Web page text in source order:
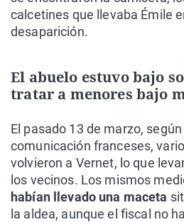
calcetines que llevaba Émile
desaparición.
El abuelo estuvo bajo
tratar a menores bajo
El pasado 13 de marzo,
comunicación franceses,
volvieron a Vernet, lo que
los vecinos. Los mismos
habían llevado una maceta
la aldea, aunque el fiscal no